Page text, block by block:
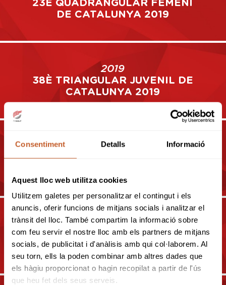
Consentiment Detalls Informació
Aquest lloc web utilitza cookies
Utilitzem galetes per personalitzar el contingut i els
anuncis, oferir funcions de mitjans socials i analitzar el
trànsit del lloc. També compartim la informació sobre
com feu servir el nostre lloc amb els partners de mitjans
socials, de publicitat i d'anàlisis amb qui col·laborem. Al
seu torn, ells la poden combinar amb altres dades que
els hàgiu proporcionat o hagin recopilat a partir de l'ús
que heu fet dels seus serveis.
23È QUADRANGULAR FEMENÍ
DE CATALUNYA 2019
2019
38È TRIANGULAR JUVENIL DE
CATALUNYA 2019
2019
CATALUNYA 2019
2019
7È LLIGA DEL COMITE
JUVENIL 2019